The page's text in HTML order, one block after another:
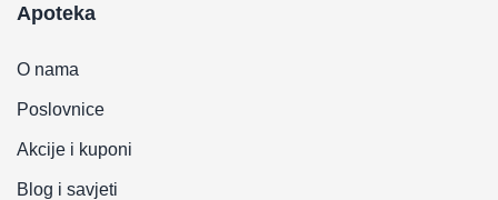
Apoteka
O nama
Poslovnice
Akcije i kuponi
Blog i savjeti